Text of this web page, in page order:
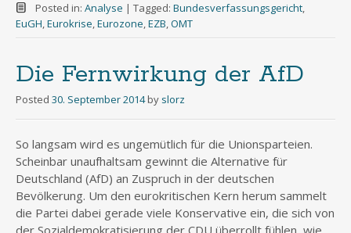
Posted in: Analyse | Tagged: Bundesverfassungsgericht,
EuGH,Eurokrise,Eurozone,EZB,OMT
Die Fernwirkung der AfD
Posted 30. September 2014 by slorz
So langsam wird es ungemütlich für die Unionsparteien.
Scheinbar unaufhaltsam gewinnt die Alternative für
Deutschland (AfD) an Zuspruch in der deutschen
Bevölkerung. Um den eurokritischen Kern herum sammelt
die Partei dabei gerade viele Konservative ein, die sich von
der Sozialdemokratisierung der CDU überrollt fühlen, wie